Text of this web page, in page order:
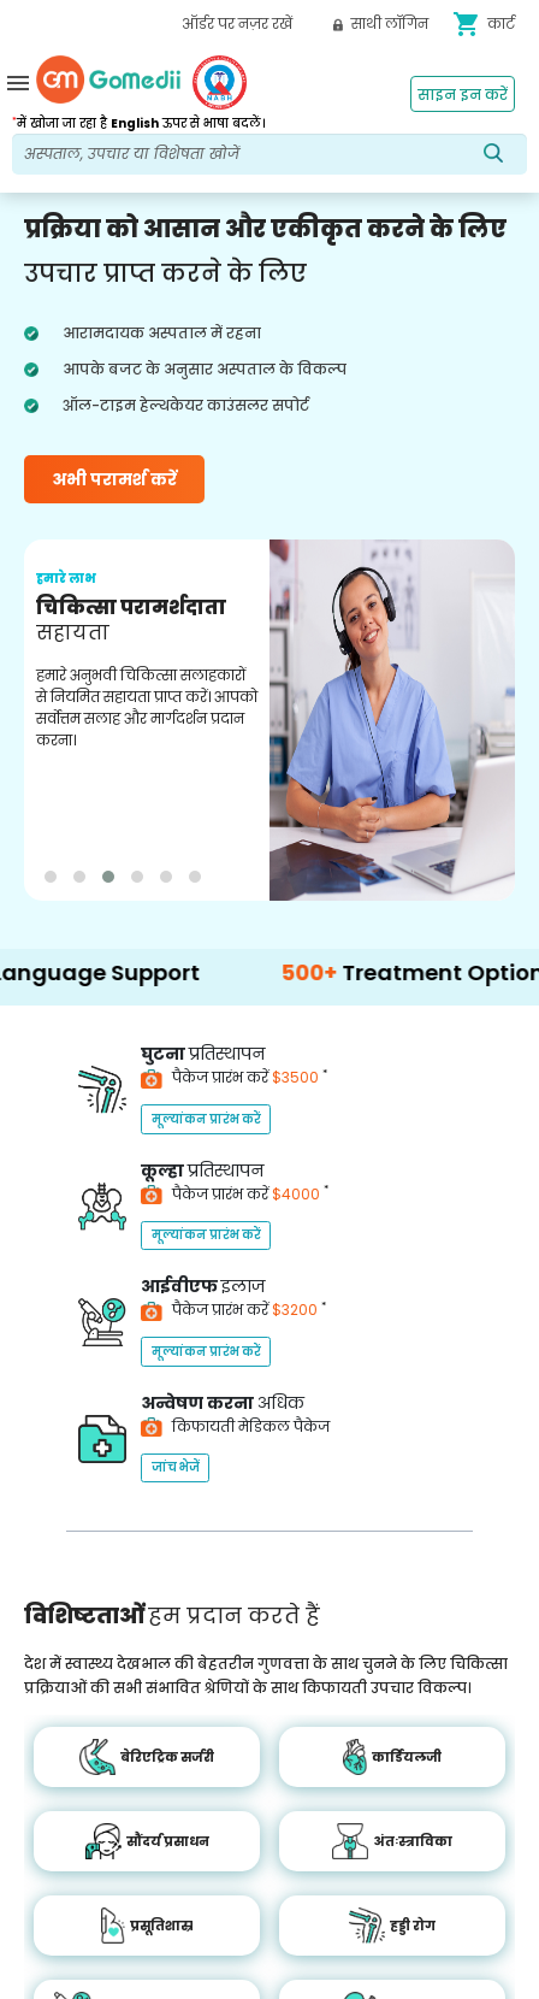
ऑर्डर पर नज़र रखें साथी लॉगिन shopping_cart कार्ट
*में खोजा जा रहा है Englishऊपर से भाषा बदलें।
साइन इन करें
menu
प्रक्रिया को आसान और एकीकृत करने के लिए
उपचार प्राप्त करने के लिए
आरामदायक अस्पताल में रहना
आपके बजट के अनुसार अस्पताल के विकल्प
ऑल-टाइम हेल्थकेयर काउंसलर सपोर्ट
अभी परामर्श करें
हमारे लाभ
चिकित्सा परामर्शदाता
सहायता
हमारे अनुभवी चिकित्सा सलाहकारों
से नियमित सहायता प्राप्त करें। आपको
सर्वोत्तम सलाह और मार्गदर्शन प्रदान
करना।
Support 500+ Treatment Options
घुटनाप्रतिस्थापन
पैकेज प्रारंभ करें$3500 *
मूल्यांकन प्रारंभ करें
कूल्हाप्रतिस्थापन
पैकेज प्रारंभ करें$4000 *
मूल्यांकन प्रारंभ करें
आईवीएफइलाज
पैकेज प्रारंभ करें$3200 *
मूल्यांकन प्रारंभ करें
अन्वेषण करना अधिक
किफायती मेडिकल पैकेज
जांच भेजें
विशिष्टताओंहम प्रदान करते हैं
देश में स्वास्थ्य देखभाल की बेहतरीन गुणवत्ता के साथ चुनने के लिए चिकित्सा
प्रक्रियाओं की सभी संभावित श्रेणियों के साथ किफायती उपचार विकल्प।
बेरिएट्रिक सर्जरी कार्डियलजी
सौंदर्य प्रसाधन अंतःस्त्राविका
प्रसूतिशास्र हड्डी रोग